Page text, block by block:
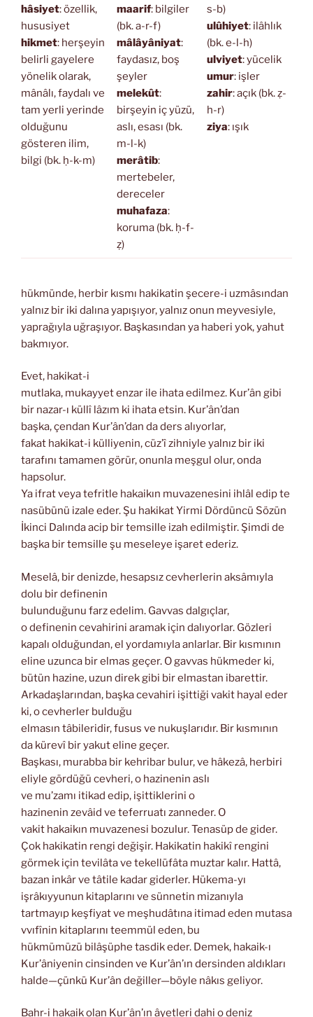
hâsiyet: özellik,
hususiyet
hikmet: herşeyin
belirli gayelere
yönelik olarak,
mânâlı, faydalı ve
tam yerli yerinde
olduğunu
gösteren ilim,
bilgi (bk. ḥ-k-m)
maarif: bilgiler
(bk. a-r-f)
mâlâyâniyat:
faydasız, boş
şeyler
melekût:
birşeyin iç yüzü,
aslı, esası (bk.
m-l-k)
merâtib:
mertebeler,
dereceler
muhafaza:
koruma (bk. ḥ-f-
ẓ)
s-b)
ulûhiyet: ilâhlık
(bk. e-l-h)
ulviyet: yücelik
umur: işler
zahir: açık (bk. ẓ-
h-r)
ziya: ışık
hükmünde, herbir kısmı hakikatin şecere-i uzmâsından
yalnız bir iki dalına yapışıyor, yalnız onun meyvesiyle,
yaprağıyla uğraşıyor. Başkasından ya haberi yok, yahut
bakmıyor.
Evet, hakikat-i
mutlaka, mukayyet enzar ile ihata edilmez. Kur’ân gibi
bir nazar-ı küllî lâzım ki ihata etsin. Kur’ân’dan
başka, çendan Kur’ân’dan da ders alıyorlar,
fakat hakikat-i külliyenin, cüz’î zihniyle yalnız bir iki
tarafını tamamen görür, onunla meşgul olur, onda
hapsolur.
Ya ifrat veya tefritle hakaikın muvazenesini ihlâl edip te
nasübünü izale eder. Şu hakikat Yirmi Dördüncü Sözün
İkinci Dalında acip bir temsille izah edilmiştir. Şimdi de
başka bir temsille şu meseleye işaret ederiz.
Meselâ, bir denizde, hesapsız cevherlerin aksâmıyla
dolu bir definenin
bulunduğunu farz edelim. Gavvas dalgıçlar,
o definenin cevahirini aramak için dalıyorlar. Gözleri
kapalı olduğundan, el yordamıyla anlarlar. Bir kısmının
eline uzunca bir elmas geçer. O gavvas hükmeder ki,
bütün hazine, uzun direk gibi bir elmastan ibarettir.
Arkadaşlarından, başka cevahiri işittiği vakit hayal eder
ki, o cevherler bulduğu
elmasın tâbileridir, fusus ve nukuşlarıdır. Bir kısmının
da kürevî bir yakut eline geçer.
Başkası, murabba bir kehribar bulur, ve hâkezâ, herbiri
eliyle gördüğü cevheri, o hazinenin aslı
ve mu’zamı itikad edip, işittiklerini o
hazinenin zevâid ve teferruatı zanneder. O
vakit hakaikın muvazenesi bozulur. Tenasüp de gider.
Çok hakikatin rengi değişir. Hakikatin hakikî rengini
görmek için tevilâta ve tekellüfâta muztar kalır. Hattâ,
bazan inkâr ve tâtile kadar giderler. Hükema-yı
işrâkıyyunun kitaplarını ve sünnetin mizanıyla
tartmayıp keşfiyat ve meşhudâtına itimad eden mutasa
vvıfînin kitaplarını teemmül eden, bu
hükmümüzü bilâşüphe tasdik eder. Demek, hakaik-ı
Kur’âniyenin cinsinden ve Kur’ân’ın dersinden aldıkları
halde—çünkü Kur’ân değiller—böyle nâkıs geliyor.
Bahr-i hakaik olan Kur’ân’ın âyetleri dahi o deniz